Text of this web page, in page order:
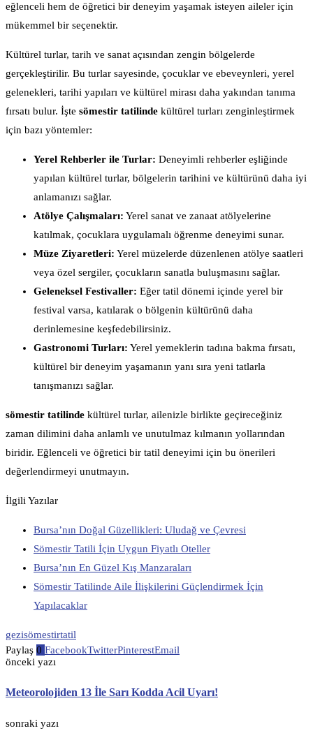
eğlenceli hem de öğretici bir deneyim yaşamak isteyen aileler için
mükemmel bir seçenektir.
Kültürel turlar, tarih ve sanat açısından zengin bölgelerde
gerçekleştirilir. Bu turlar sayesinde, çocuklar ve ebeveynleri, yerel
gelenekleri, tarihi yapıları ve kültürel mirası daha yakından tanıma
fırsatı bulur. İşte sömestir tatilinde kültürel turları zenginleştirmek
için bazı yöntemler:
Yerel Rehberler ile Turlar: Deneyimli rehberler eşliğinde
yapılan kültürel turlar, bölgelerin tarihini ve kültürünü daha iyi
anlamanızı sağlar.
Atölye Çalışmaları: Yerel sanat ve zanaat atölyelerine
katılmak, çocuklara uygulamalı öğrenme deneyimi sunar.
Müze Ziyaretleri: Yerel müzelerde düzenlenen atölye saatleri
veya özel sergiler, çocukların sanatla buluşmasını sağlar.
Geleneksel Festivaller: Eğer tatil dönemi içinde yerel bir
festival varsa, katılarak o bölgenin kültürünü daha
derinlemesine keşfedebilirsiniz.
Gastronomi Turları: Yerel yemeklerin tadına bakma fırsatı,
kültürel bir deneyim yaşamanın yanı sıra yeni tatlarla
tanışmanızı sağlar.
sömestir tatilinde kültürel turlar, ailenizle birlikte geçireceğiniz
zaman dilimini daha anlamlı ve unutulmaz kılmanın yollarından
biridir. Eğlenceli ve öğretici bir tatil deneyimi için bu önerileri
değerlendirmeyi unutmayın.
İlgili Yazılar
Bursa’nın Doğal Güzellikleri: Uludağ ve Çevresi
Sömestir Tatili İçin Uygun Fiyatlı Oteller
Bursa’nın En Güzel Kış Manzaraları
Sömestir Tatilinde Aile İlişkilerini Güçlendirmek İçin
Yapılacaklar
gezisömestirtatil
Paylaş 0 FacebookTwitterPinterestEmail
önceki yazı
Meteorolojiden 13 İle Sarı Kodda Acil Uyarı!
sonraki yazı